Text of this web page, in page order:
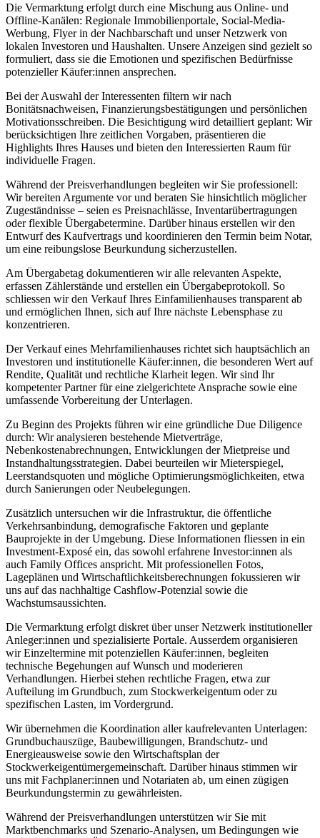
Die Vermarktung erfolgt durch eine Mischung aus Online- und
Offline-Kanälen: Regionale Immobilienportale, Social-Media-
Werbung, Flyer in der Nachbarschaft und unser Netzwerk von
lokalen Investoren und Haushalten. Unsere Anzeigen sind gezielt so
formuliert, dass sie die Emotionen und spezifischen Bedürfnisse
potenzieller Käufer:innen ansprechen.
Bei der Auswahl der Interessenten filtern wir nach
Bonitätsnachweisen, Finanzierungsbestätigungen und persönlichen
Motivationsschreiben. Die Besichtigung wird detailliert geplant: Wir
berücksichtigen Ihre zeitlichen Vorgaben, präsentieren die
Highlights Ihres Hauses und bieten den Interessierten Raum für
individuelle Fragen.
Während der Preisverhandlungen begleiten wir Sie professionell:
Wir bereiten Argumente vor und beraten Sie hinsichtlich möglicher
Zugeständnisse – seien es Preisnachlässe, Inventarübertragungen
oder flexible Übergabetermine. Darüber hinaus erstellen wir den
Entwurf des Kaufvertrags und koordinieren den Termin beim Notar,
um eine reibungslose Beurkundung sicherzustellen.
Am Übergabetag dokumentieren wir alle relevanten Aspekte,
erfassen Zählerstände und erstellen ein Übergabeprotokoll. So
schliessen wir den Verkauf Ihres Einfamilienhauses transparent ab
und ermöglichen Ihnen, sich auf Ihre nächste Lebensphase zu
konzentrieren.
Der Verkauf eines Mehrfamilienhauses richtet sich hauptsächlich an
Investoren und institutionelle Käufer:innen, die besonderen Wert auf
Rendite, Qualität und rechtliche Klarheit legen. Wir sind Ihr
kompetenter Partner für eine zielgerichtete Ansprache sowie eine
umfassende Vorbereitung der Unterlagen.
Zu Beginn des Projekts führen wir eine gründliche Due Diligence
durch: Wir analysieren bestehende Mietverträge,
Nebenkostenabrechnungen, Entwicklungen der Mietpreise und
Instandhaltungsstrategien. Dabei beurteilen wir Mieterspiegel,
Leerstandsquoten und mögliche Optimierungsmöglichkeiten, etwa
durch Sanierungen oder Neubelegungen.
Zusätzlich untersuchen wir die Infrastruktur, die öffentliche
Verkehrsanbindung, demografische Faktoren und geplante
Bauprojekte in der Umgebung. Diese Informationen fliessen in ein
Investment-Exposé ein, das sowohl erfahrene Investor:innen als
auch Family Offices anspricht. Mit professionellen Fotos,
Lageplänen und Wirtschaftlichkeitsberechnungen fokussieren wir
uns auf das nachhaltige Cashflow-Potenzial sowie die
Wachstumsaussichten.
Die Vermarktung erfolgt diskret über unser Netzwerk institutioneller
Anleger:innen und spezialisierte Portale. Ausserdem organisieren
wir Einzeltermine mit potenziellen Käufer:innen, begleiten
technische Begehungen auf Wunsch und moderieren
Verhandlungen. Hierbei stehen rechtliche Fragen, etwa zur
Aufteilung im Grundbuch, zum Stockwerkeigentum oder zu
spezifischen Lasten, im Vordergrund.
Wir übernehmen die Koordination aller kaufrelevanten Unterlagen:
Grundbuchauszüge, Baubewilligungen, Brandschutz- und
Energieausweise sowie den Wirtschaftsplan der
Stockwerkeigentümergemeinschaft. Darüber hinaus stimmen wir
uns mit Fachplaner:innen und Notariaten ab, um einen zügigen
Beurkundungstermin zu gewährleisten.
Während der Preisverhandlungen unterstützen wir Sie mit
Marktbenchmarks und Szenario-Analysen, um Bedingungen wie